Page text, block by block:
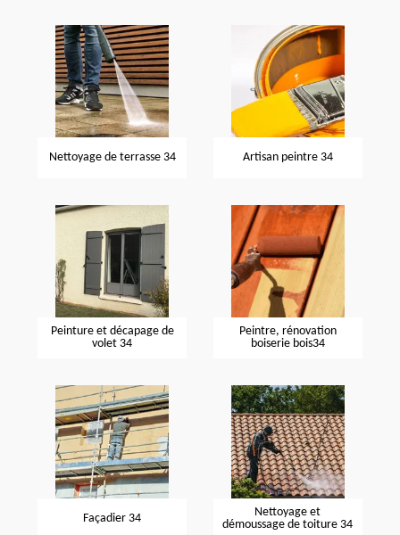
Nettoyage de terrasse 34 Artisan peintre 34
Peinture et décapage de
volet 34
Peintre, rénovation
boiserie bois34
Façadier 34
Nettoyage et
démoussage de toiture 34